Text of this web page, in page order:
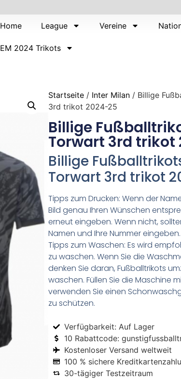
Home League Vereine
EM 2024 Trikots
Startseite / Inter Milan / Billige
3rd trikot 2024-25
Billige
Torwart 3rd trikot
Billige
Torwart 3rd trikot
Tipps zum Drucken: Wenn der
Bild genau Ihren Wünschen
erneut eingeben. Wenn nicht,
Namen und Ihre Nummer eingeben.
Tipps zum Waschen: Es wird
zu waschen. Wenn Sie die
denken Sie daran, Fußballtrikots
waschen. Füllen Sie die Maschine
verwenden Sie einen
zu schützen.
Verfügbarkeit: Auf Lager
10 Rabattcode:
Kostenloser Versand weltweit
100 % sichere
30-tägiger Testzeitraum